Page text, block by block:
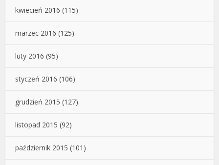
kwiecień 2016 (115)
marzec 2016 (125)
luty 2016 (95)
styczeń 2016 (106)
grudzień 2015 (127)
listopad 2015 (92)
październik 2015 (101)